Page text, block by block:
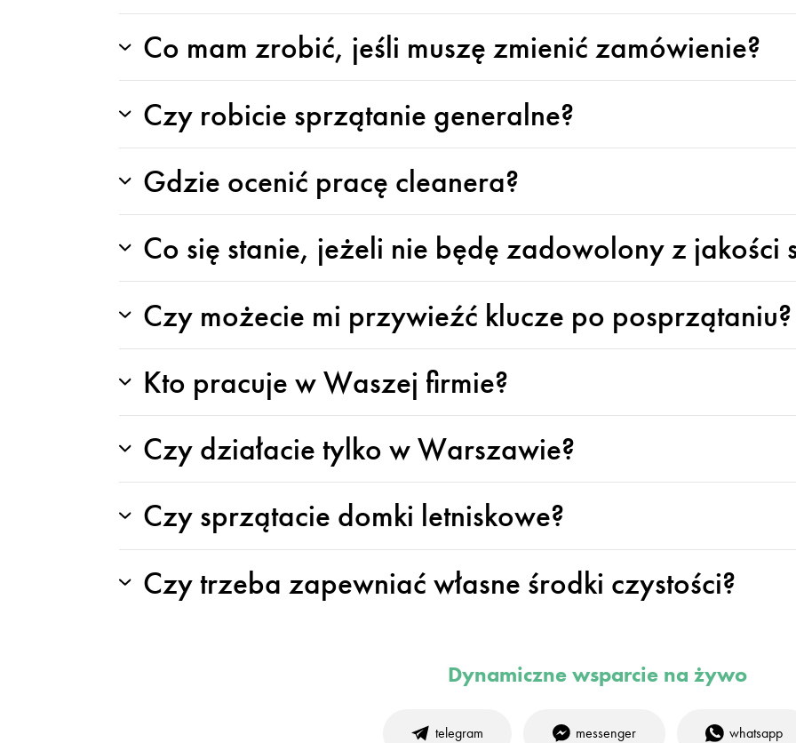
Co mam zrobić, jeśli muszę zmienić zamówienie?
Czy robicie sprzątanie generalne?
Gdzie ocenić pracę cleanera?
Co się stanie, jeżeli nie będę zadowolony z jakości
Czy możecie mi przywieźć klucze po posprzątaniu?
Kto pracuje w Waszej firmie?
Czy działacie tylko w Warszawie?
Czy sprzątacie domki letniskowe?
Czy trzeba zapewniać własne środki czystości?
Dynamiczne wsparcie na żywo
telegram messenger whatsapp